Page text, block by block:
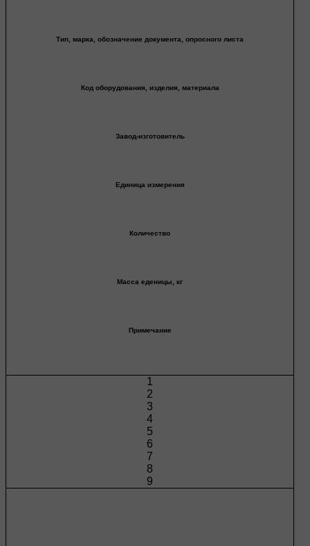
Тип, марка, обозначение документа, опросного листа
Код оборудования, изделия, материала
Завод-изготовитель
Единица измерения
Количество
Масса еденицы, кг
Примечание
1
2
3
4
5
6
7
8
9